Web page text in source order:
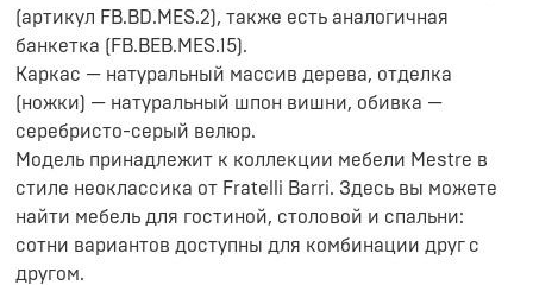
(артикул FB.BD.MES.2), также есть аналогичная
банкетка (FB.BEB.MES.15).
Каркас — натуральный массив дерева, отделка
(ножки) — натуральный шпон вишни, обивка —
серебристо-серый велюр.
Модель принадлежит к коллекции мебели Mestre в
стиле неоклассика от Fratelli Barri. Здесь вы можете
найти мебель для гостиной, столовой и спальни:
сотни вариантов доступны для комбинации друг с
другом.